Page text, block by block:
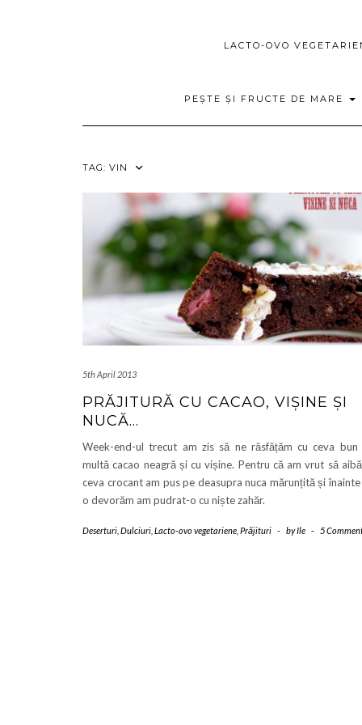
LACTO-OVO
PEȘTE ȘI FRUCTE DE MARE
TAG: VIN
5th April 2013
PRĂJITURĂ CU CACAO, VIȘINE ȘI
NUCĂ…
Week-end-ul trecut am zis să ne răsfățăm cu ceva bun
multă cacao neagră și cu vișine. Pentru că am vrut să
ceva crocant am pus pe deasupra nuca mărunțită și înainte
o devorăm am pudrat-o cu niște zahăr.
Deserturi Dulciuri Lacto-ovo vegetariene Prăjituri - byIle - 5